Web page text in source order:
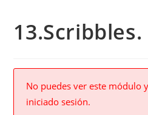
13.Scribbles.
No puedes ver este módulo
iniciado sesión.